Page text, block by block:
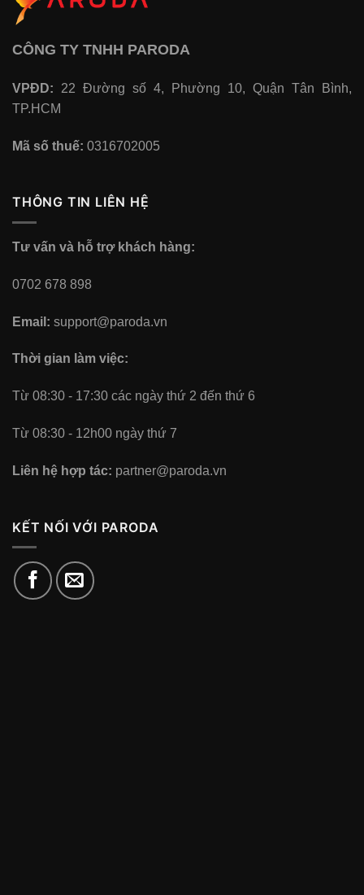
CÔNG TY TNHH PARODA
VPĐD: 22 Đường số 4, Phường 10, Quận Tân Bình,
TP.HCM
Mã số thuế: 0316702005
THÔNG TIN LIÊN HỆ
Tư vấn và hỗ trợ khách hàng:
0702 678 898
Email: support@paroda.vn
Thời gian làm việc:
Từ 08:30 - 17:30 các ngày thứ 2 đến thứ 6
Từ 08:30 - 12h00 ngày thứ 7
Liên hệ hợp tác: partner@paroda.vn
KẾT NỐI VỚI PARODA